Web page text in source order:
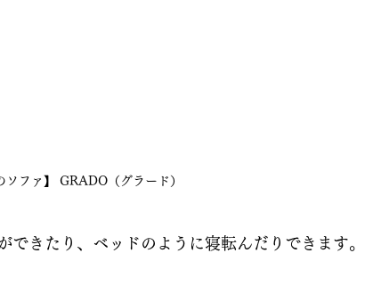
ソファ】 GRADO（グラード）
できたり、ベッドのように寝転んだりできます。